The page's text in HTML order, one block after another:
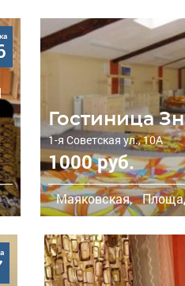
Гостиница
1-я Советская ул., 10А
1000 руб.
Маяковская,